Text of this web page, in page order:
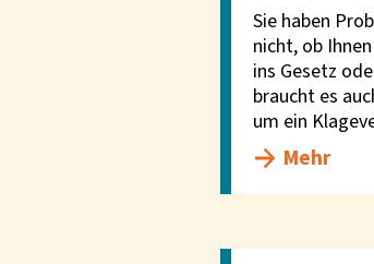
Sie haben
nicht, ob
ins Gesetz
braucht es
um ein
Mehr